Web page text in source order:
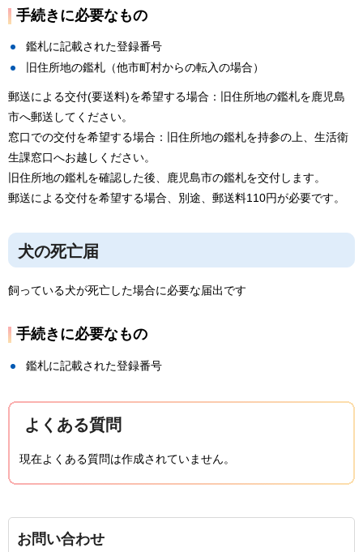
手続きに必要なもの
鑑札に記載された登録番号
旧住所地の鑑札（他市町村からの転入の場合）
郵送による交付(要送料)を希望する場合：旧住所地の鑑札を鹿児島
市へ郵送してください。
窓口での交付を希望する場合：旧住所地の鑑札を持参の上、生活衛
生課窓口へお越しください。
旧住所地の鑑札を確認した後、鹿児島市の鑑札を交付します。
郵送による交付を希望する場合、別途、郵送料110円が必要です。
犬の死亡届
飼っている犬が死亡した場合に必要な届出です
手続きに必要なもの
鑑札に記載された登録番号
よくある質問
現在よくある質問は作成されていません。
お問い合わせ